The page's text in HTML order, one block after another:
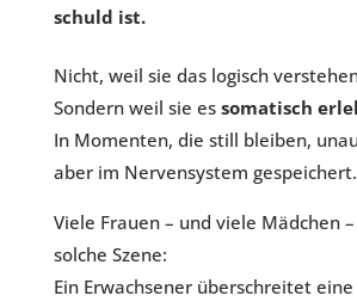
schuld ist.
Nicht, weil sie das logisch
Sondern weil sie es somatisch
In Momenten, die still bleiben,
aber im Nervensystem gespeichert.
Viele Frauen – und viele Mädchen
solche Szene:
Ein Erwachsener überschreitet eine